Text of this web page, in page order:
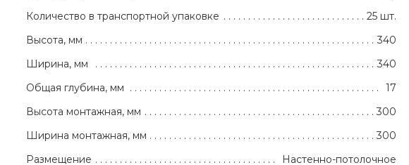
Количество в транспортной упаковке
25 шт.
Высота, мм
340
Ширина, мм
340
Общая глубина, мм
17
Высота монтажная, мм
300
Ширина монтажная, мм
300
Размещение
Настенно-потолочное